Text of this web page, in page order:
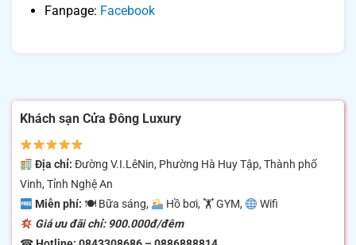
Fanpage: ​​ Facebook
Khách sạn Cửa Đông Luxury
Địa chỉ: Đường V.I.LêNin, Phường Hà Huy Tập, Thành phố
Vinh, Tỉnh Nghệ An
Miễn phí: 🍽 Bữa sáng, Hồ bơi, 🏋GYM,
Wifi
Giá ưu đãi chỉ: 900.000đ/đêm